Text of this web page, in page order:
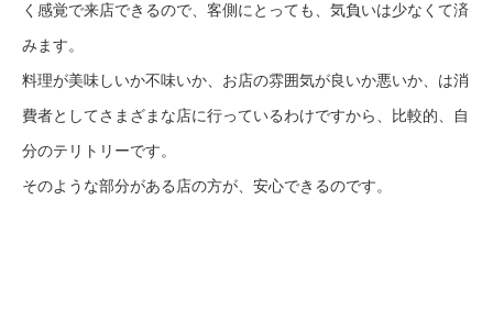
く感覚で来店できるので、客側にとっても、気負いは少なくて済
みます。
料理が美味しいか不味いか、お店の雰囲気が良いか悪いか、は消
費者としてさまざまな店に行っているわけですから、比較的、自
分のテリトリーです。
そのような部分がある店の方が、安心できるのです。